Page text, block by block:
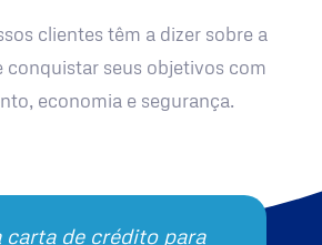
clientes têm a dizer sobre a
conquistar seus objetivos com
economia e segurança.
carta de crédito para